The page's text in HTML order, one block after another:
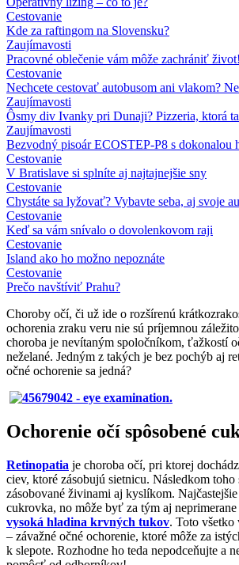
Cestovanie
Kde za raftingom na Slovensku?
Zaujímavosti
Pracovné oblečenie vám môže zachrániť život!
Cestovanie
Nechcete cestovať autobusom ani vlakom?
Zaujímavosti
Ôsmy div Ivanky pri Dunaji? Pizzeria, ktorá
Zaujímavosti
Bezvodný pisoár ECOSTEP-P8 s dokonalou
Cestovanie
V Bratislave si splníte aj najtajnejšie sny
Cestovanie
Chystáte sa lyžovať? Vybavte seba, aj svoje
Cestovanie
Keď sa vám snívalo o dovolenkovom raji
Cestovanie
Island ako ho možno nepoznáte
Cestovanie
Prečo navštíviť Prahu?
Choroby očí, či už ide o rozšírenú
ochorenia zraku veru nie sú príjemnou
choroba je nevítaným spoločníkom, ťažkostí
neželané. Jedným z takých je bez pochýb aj
očné ochorenie sa jedná?
Ochorenie očí spôsobené
Retinopatia je choroba očí, pri ktorej
ciev, ktoré zásobujú sietnicu. Následkom toho
zásobované živinami aj kyslíkom.
cukrovka, no môže byť za tým aj
vysoká hladina krvných tukov. Toto všetko
– závažné očné ochorenie, ktoré môže za
k slepote. Rozhodne ho teda nepodceňujte a